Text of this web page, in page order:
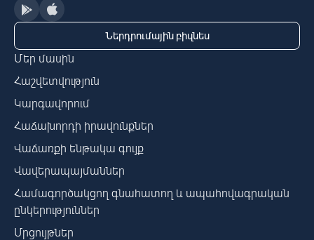
Ներդրումային բիզնես
Մեր մասին
Հաշվետվություն
Կարգավորում
Հաճախորդի իրավունքներ
Վաճառքի ենթակա գույք
Վավերապայմաններ
Համագործակցող գնահատող և ապահովագրական
ընկերություններ
Մրցույթներ